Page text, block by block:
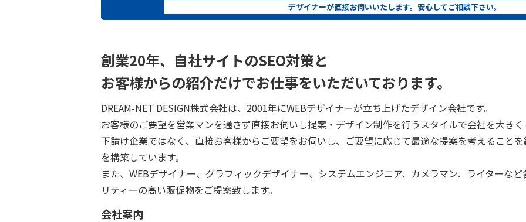
デザイナーが直接お伺いいたします。安心してご相談下さい。
創業20年、自社サイトのSEO対策と
お客様からの紹介だけでお仕事をいただいております。
DREAM-NET DESIGN株式会社は、2001年にWEBデザイナーが立ち上げたデザイン会社です。
お客様のご要望を営業マンを通さず直接お伺いし提案・デザイン制作を行うスタイルで会社を大き
下請け企業ではなく、直接お客様からご要望をお伺いし、ご要望に応じて最適な提案を考えること
を構築しています。
また、WEBデザイナー、グラフィックデザイナー、システムエンジニア、カメラマン、ライターな
リティーの高い販促物をご提案致します。
会社案内